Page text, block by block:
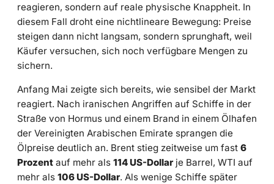
reagieren, sondern auf reale physische Knappheit. In
diesem Fall droht eine nichtlineare Bewegung: Preise
steigen dann nicht langsam, sondern sprunghaft, weil
Käufer versuchen, sich noch verfügbare Mengen zu
sichern.
Anfang Mai zeigte sich bereits, wie sensibel der Markt
reagiert. Nach iranischen Angriffen auf Schiffe in der
Straße von Hormus und einem Brand in einem Ölhafen
der Vereinigten Arabischen Emirate sprangen die
Ölpreise deutlich an. Brent stieg zeitweise um fast 6
Prozent auf mehr als 114 US-Dollarje Barrel, WTI auf
mehr als 106 US-Dollar. Als wenige Schiffe später